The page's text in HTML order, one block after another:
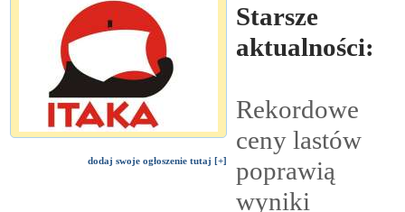
dodaj swoje ogłoszenie tutaj [+]
Starsze
aktualności:
Rekordowe
ceny lastów
poprawią
wyniki